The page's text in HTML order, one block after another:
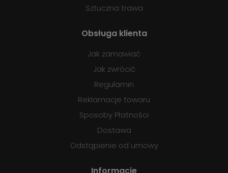
Sztuczna trawa
Obsługa klienta
Jak zamawiać
Jak zwrócić
Regulamin
Reklamacje towaru
Sposoby Płatności
Dostawa
Odstąpienie od umowy